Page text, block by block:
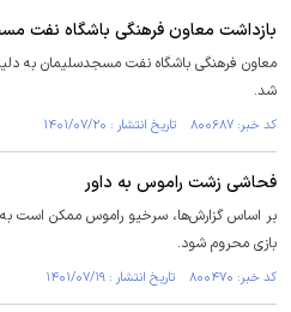
بازداشت معاون فرهنگی باشگاه نفت
معاون فرهنگی باشگاه نفت مسجدسلیمان به
شد.
کد خبر: ۸۰۰۶۸۷ تاریخ انتشار : ۱۴۰۱/۰۷/۲۰
فحاشی زشت راموس به داور
بازی محروم شود.
کد خبر: ۸۰۰۴۷۰ تاریخ انتشار : ۱۴۰۱/۰۷/۱۹